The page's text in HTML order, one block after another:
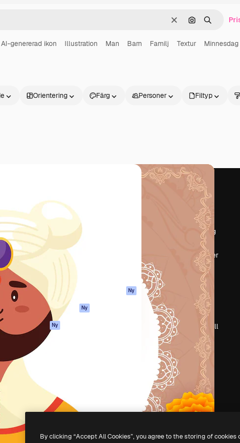
RensaSök efter bild
Söka
AI-genererad ikon Illustration Man Barn Familj Textur Minnesdag
Orientering Färg Personer Filtyp
Produkter
Spaces
AI-assistent
AI-bildgenerator
AI-videogenerator
AI-röstgenerator
Stock-innehåll
MCP för
Claude/ChatGPT
Ny
Agenter Ny
Mobilapp
verktyg
Användarvillkor
Integritetspolicy
Ny
Förtroendecenter
Företag
Prissättning
Om oss
Recensioner
Karriär
Söktrender
Händelser
Slidesgo
Sälj innehåll
Pressrum
Söker efter
magnific.ai
Alla rättigheter reserverade
By clicking “Accept All Cookies”, you agree to the storing of